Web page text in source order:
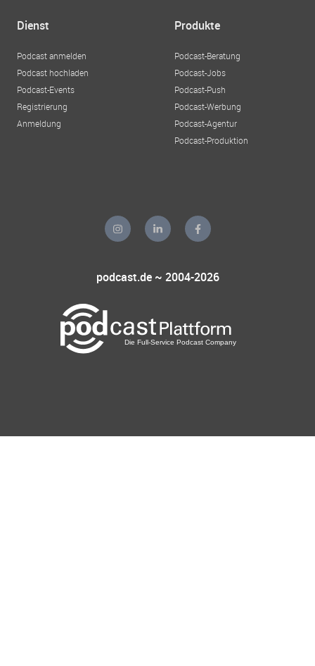
Dienst
Podcast anmelden
Podcast hochladen
Podcast-Events
Registrierung
Anmeldung
Produkte
Podcast-Beratung
Podcast-Jobs
Podcast-Push
Podcast-Werbung
Podcast-Agentur
Podcast-Produktion
podcast.de ~ 2004-2026